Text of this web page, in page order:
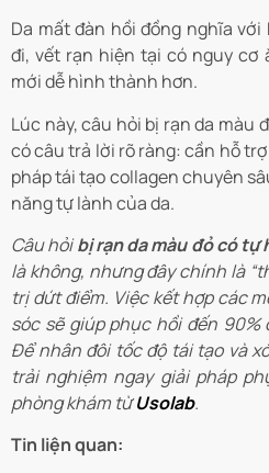
Da mất đàn hồi đồng nghĩa
đi, vết rạn hiện tại có nguy cơ
mới dễ hình thành hơn.
Lúc này, câu hỏi bị rạn da màu
có câu trả lời rõ ràng: cần hỗ
pháp tái tạo collagen chuyên
năng tự lành của da.
Câu hỏibị rạn da màu đỏ có tự
là không, nhưng đây chính là
trị dứt điểm. Việc kết hợp các
sóc sẽ giúp phục hồi đến
Để nhân đôi tốc độ tái tạo và
trải nghiệm ngay giải pháp
phòng khám từUsolab.
Tin liện quan: